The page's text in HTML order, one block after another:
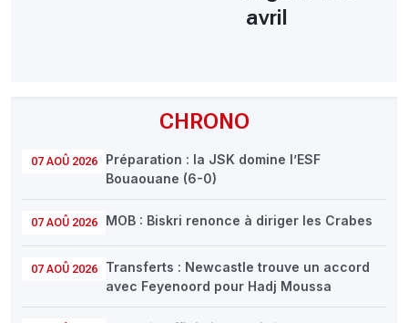
CHRONO
07 AOÛ 2026
Préparation : la JSK domine l’ESF
Bouaouane (6-0)
07 AOÛ 2026 MOB : Biskri renonce à diriger les Crabes
07 AOÛ 2026
Transferts : Newcastle trouve un accord
avec Feyenoord pour Hadj Moussa
avril